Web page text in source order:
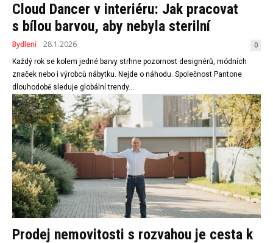
Cloud Dancer v interiéru: Jak pracovat
s bílou barvou, aby nebyla sterilní
Bydlení 28.1.2026 0
Každý rok se kolem jedné barvy strhne pozornost designérů, módních
značek nebo i výrobců nábytku. Nejde o náhodu. Společnost Pantone
dlouhodobě sleduje globální trendy...
Prodej nemovitosti s rozvahou je cesta k